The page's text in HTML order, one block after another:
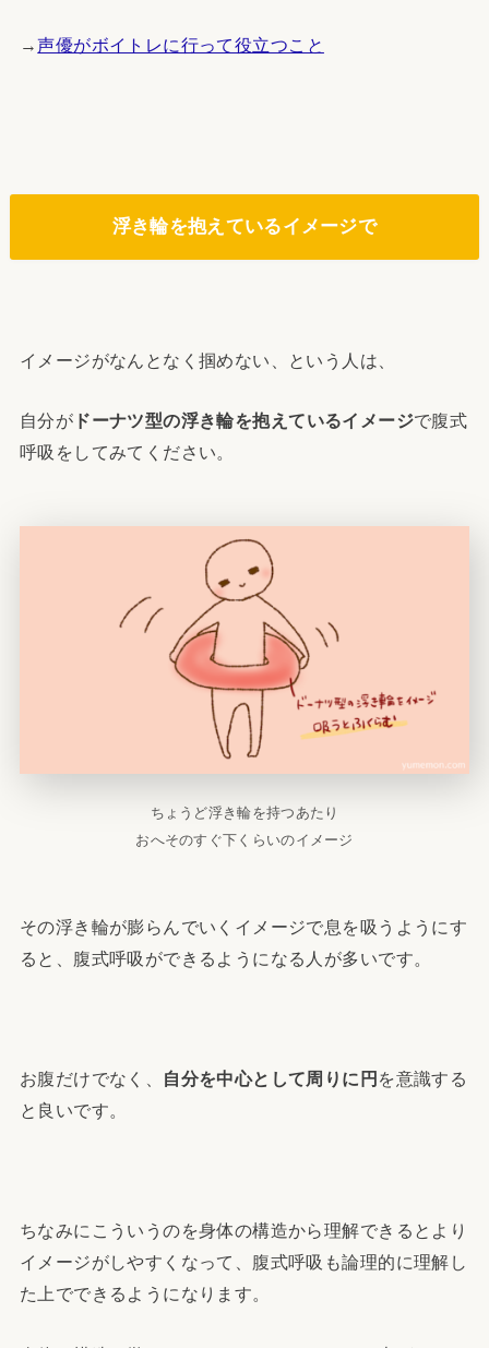
→声優がボイトレに行って役立つこと
浮き輪を抱えているイメージで
イメージがなんとなく掴めない、という人は、
自分が ドーナツ型の浮き輪を抱えているイメージで腹式
呼吸をしてみてください。
ちょうど浮き輪を持つあたり
おへそのすぐ下くらいのイメージ
その浮き輪が膨らんでいくイメージで息を吸うようにす
ると、腹式呼吸ができるようになる人が多いです。
お腹だけでなく、 自分を中心として周りに円 を意識する
と良いです。
ちなみにこういうのを身体の構造から理解できるとより
イメージがしやすくなって、腹式呼吸も論理的に理解し
た上でできるようになります。